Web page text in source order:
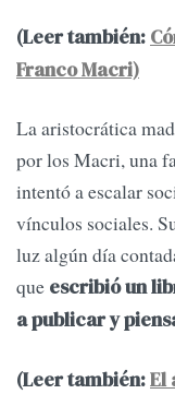
(Leer también:
Franco Macri)
La aristocrática
por los Macri, una
intentó a escalar
vínculos sociales.
luz algún día
que escribió un
a publicar y
(Leer también:El